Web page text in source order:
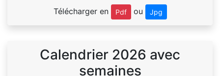
Télécharger en Pdf ou Jpg
Calendrier 2026 avec
semaines